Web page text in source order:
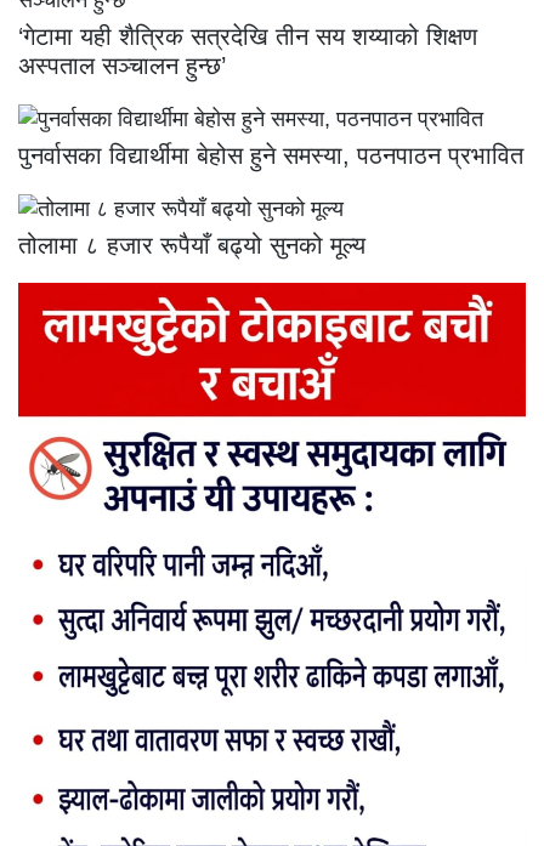
‘गेटामा यही शैत्रिक सत्रदेखि तीन सय शय्याको शिक्षण
अस्पताल सञ्चालन हुन्छ’
पुनर्वासका विद्यार्थीमा बेहोस हुने समस्या, पठनपाठन प्रभावित
तोलामा ८ हजार रूपैयाँ बढ्यो सुनको मूल्य